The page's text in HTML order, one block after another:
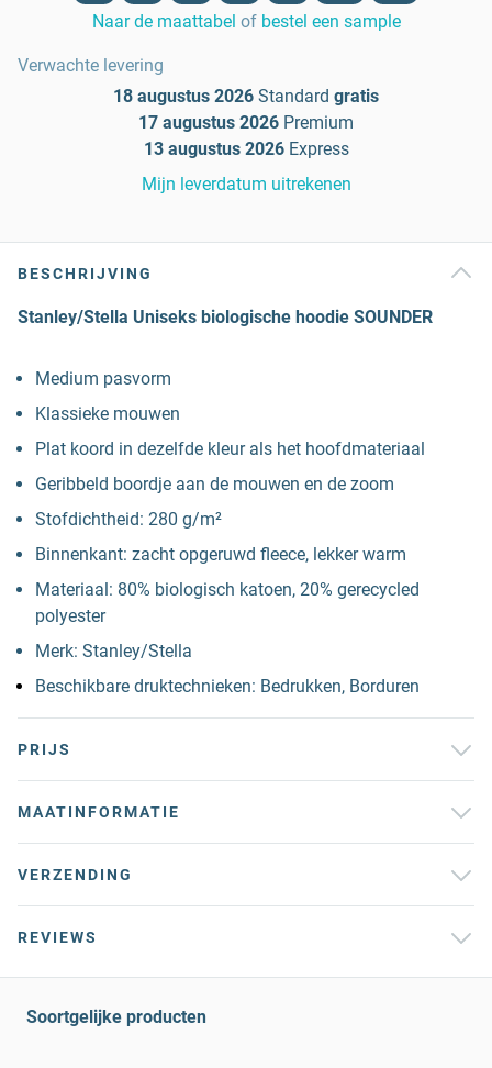
Naar de maattabel of bestel een sample
Verwachte levering
18 augustus 2026 Standard gratis
17 augustus 2026 Premium
13 augustus 2026 Express
Mijn leverdatum uitrekenen
BESCHRIJVING
Stanley/Stella Uniseks biologische hoodie SOUNDER
Medium pasvorm
Klassieke mouwen
Plat koord in dezelfde kleur als het hoofdmateriaal
Geribbeld boordje aan de mouwen en de zoom
Stofdichtheid: 280 g/m²
Binnenkant: zacht opgeruwd fleece, lekker warm
Materiaal: 80% biologisch katoen, 20% gerecycled
polyester
Merk: Stanley/Stella
Beschikbare druktechnieken: Bedrukken, Borduren
PRIJS
MAATINFORMATIE
VERZENDING
REVIEWS
Soortgelijke producten